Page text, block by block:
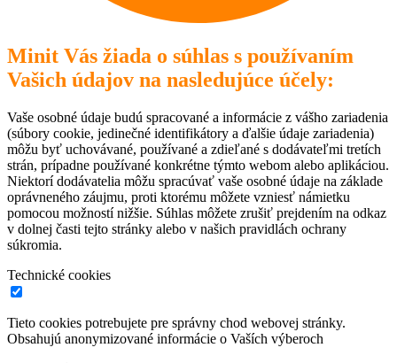
Minit Vás žiada o súhlas s používaním
Vašich údajov na nasledujúce účely:
Vaše osobné údaje budú spracované a informácie z vášho zariadenia
(súbory cookie, jedinečné identifikátory a ďalšie údaje zariadenia)
môžu byť uchovávané, používané a zdieľané s dodávateľmi tretích
strán, prípadne používané konkrétne týmto webom alebo aplikáciou.
Niektorí dodávatelia môžu spracúvať vaše osobné údaje na základe
oprávneného záujmu, proti ktorému môžete vzniesť námietku
pomocou možností nižšie. Súhlas môžete zrušiť prejdením na odkaz
v dolnej časti tejto stránky alebo v našich pravidlách ochrany
súkromia.
Technické cookies
Tieto cookies potrebujete pre správny chod webovej stránky.
Obsahujú anonymizované informácie o Vaších výberoch